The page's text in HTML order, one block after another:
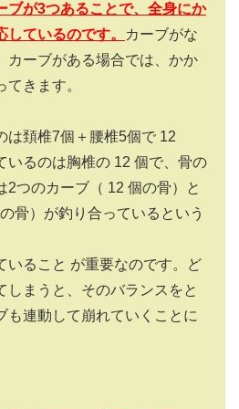
ブが3つあることで、全身にか
ているのです。
カーブがな
カーブがある場合では、かか
きます。
は頚椎7個＋腰椎5個で 12
いるのは胸椎の 12 個で、骨の
2つのカーブ（ 12 個の骨）と
骨）が釣り合っているという
いること が重要なのです。ど
しまうと、そのバランスをと
も連動して崩れていくことに